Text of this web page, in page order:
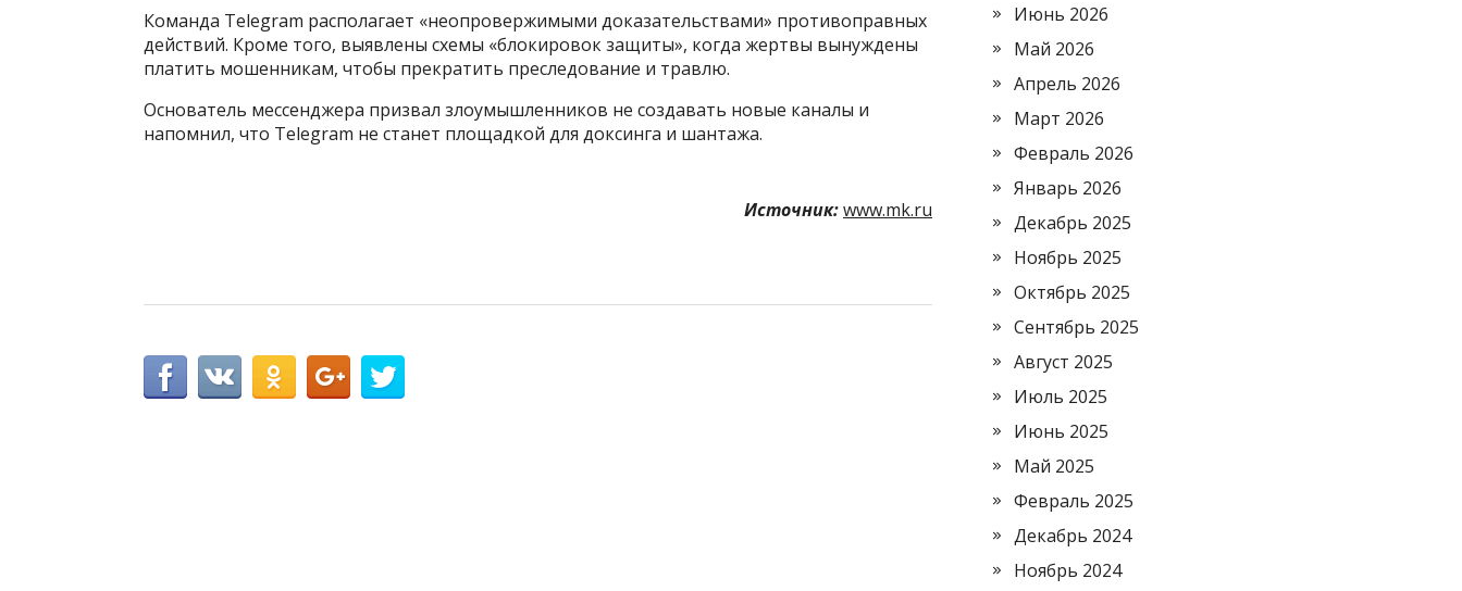
Команда Telegram располагает «неопровержимыми доказательствами» противоправных
действий. Кроме того, выявлены схемы «блокировок защиты», когда жертвы вынуждены
платить мошенникам, чтобы прекратить преследование и травлю.
Основатель мессенджера призвал злоумышленников не создавать новые каналы и
напомнил, что Telegram не станет площадкой для доксинга и шантажа.
Источник:www.mk.ru
Июнь 2026
Май 2026
Апрель 2026
Март 2026
Февраль 2026
Январь 2026
Декабрь 2025
Ноябрь 2025
Октябрь 2025
Сентябрь 2025
Август 2025
Июль 2025
Июнь 2025
Май 2025
Февраль 2025
Декабрь 2024
Ноябрь 2024